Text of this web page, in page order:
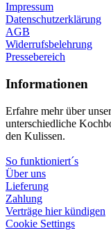
Impressum
Datenschutzerklärung
AGB
Widerrufsbelehrung
Pressebereich
Informationen
Erfahre mehr über
unterschiedliche
den Kulissen.
So funktioniert´s
Über uns
Lieferung
Zahlung
Verträge hier kündigen
Cookie Settings